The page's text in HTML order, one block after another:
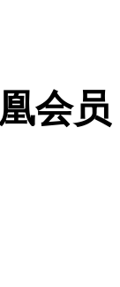
会